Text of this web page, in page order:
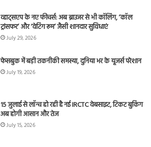
व्हाट्सएप के नए फीचर्स: अब ब्राउजर से भी कॉलिंग, ‘कॉल
ट्रांसफर’ और ‘वेटिंग रूम’ जैसी शानदार सुविधाएं
July 29, 2026
फेसबुक में बड़ी तकनीकी समस्या, दुनिया भर के यूजर्स परेशान
July 19, 2026
15 जुलाई से लॉन्च हो रही है नई IRCTC वेबसाइट, टिकट बुकिंग
अब होगी आसान और तेज
July 15, 2026